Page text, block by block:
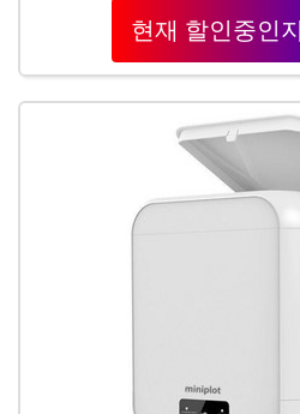
현재 할인중인